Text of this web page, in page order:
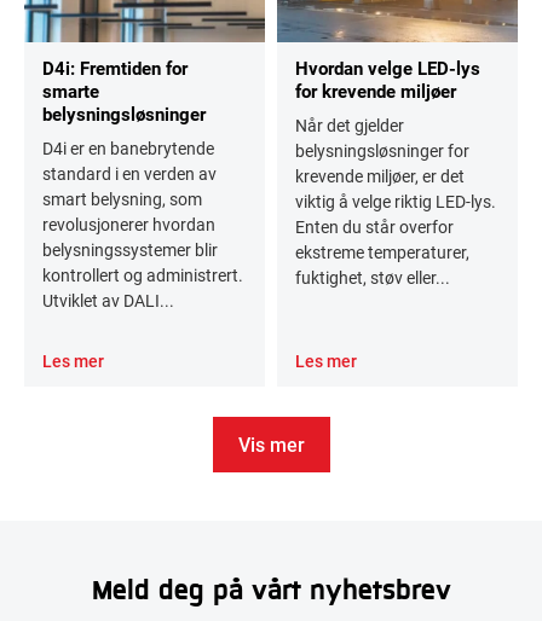
D4i: Fremtiden for
smarte
belysningsløsninger
D4i er en banebrytende
standard i en verden av
smart belysning, som
revolusjonerer hvordan
belysningssystemer blir
kontrollert og administrert.
Utviklet av DALI...
Les mer
Hvordan velge LED-lys
for krevende miljøer
Når det gjelder
belysningsløsninger for
krevende miljøer, er det
viktig å velge riktig LED-lys.
Enten du står overfor
ekstreme temperaturer,
fuktighet, støv eller...
Les mer
Vis mer
Meld deg på vårt nyhetsbrev